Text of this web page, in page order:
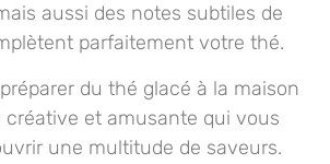
aussi des notes subtiles de
parfaitement votre thé.
du thé glacé à la maison
et amusante qui vous
une multitude de saveurs.